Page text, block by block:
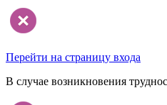
Перейти на страницу входа
В случае возникновения